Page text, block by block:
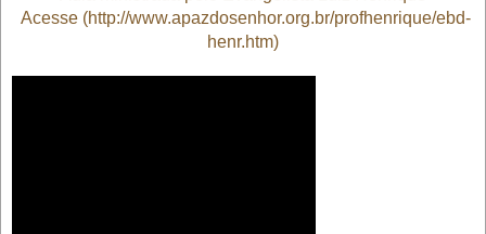
Acesse (http://www.apazdosenhor.org.br/profhenrique/ebd-
henr.htm)